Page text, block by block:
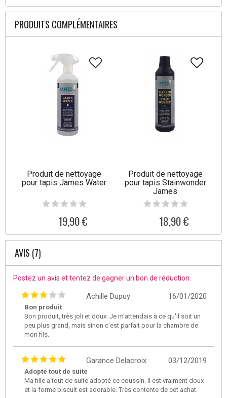
PRODUITS COMPLÉMENTAIRES
Produit de nettoyage
pour tapis James Water
19,90 €
Produit de nettoyage
pour tapis Stainwonder
James
18,90 €
AVIS (7)
Postez un avis et tentez de gagner un bon de réduction.
16/01/2020
Achille Dupuy
Bon produit
Bon produit, très joli et doux. Je m'attendais à ce qu'il soit un
peu plus grand, mais sinon c'est parfait pour la chambre de
mon fils.
03/12/2019
Garance Delacroix
Adopté tout de suite
Ma fille a tout de suite adopté ce coussin. Il est vraiment doux
et la forme biscuit est adorable. Très contente de cet achat.